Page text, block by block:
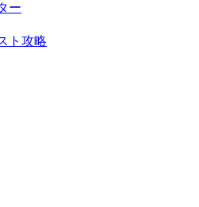
ー
ト攻略